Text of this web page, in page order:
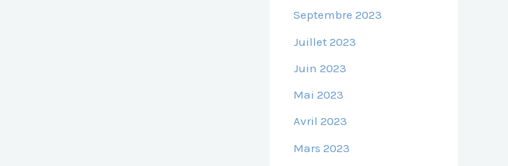
Septembre 2023
Juillet 2023
Juin 2023
Mai 2023
Avril 2023
Mars 2023